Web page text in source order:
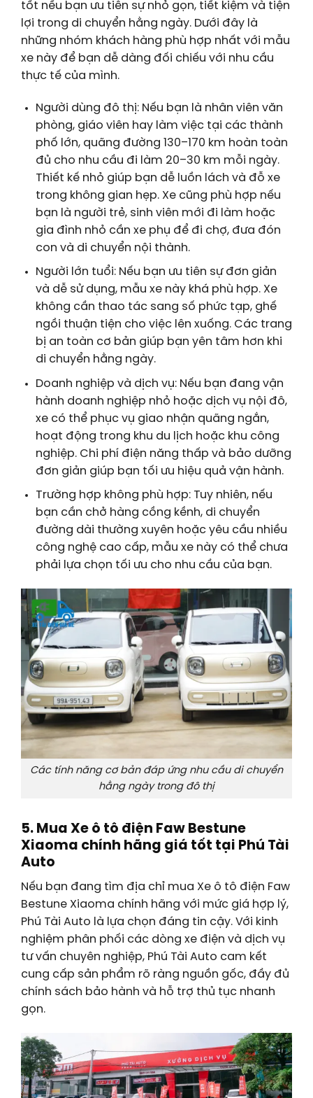
tốt nếu bạn ưu tiên sự nhỏ gọn, tiết kiệm và tiện
lợi trong di chuyển hằng ngày. Dưới đây là
những nhóm khách hàng phù hợp nhất với mẫu
xe này để bạn dễ dàng đối chiếu với nhu cầu
thực tế của mình.
Người dùng đô thị: Nếu bạn là nhân viên văn
phòng, giáo viên hay làm việc tại các thành
phố lớn, quãng đường 130–170 km hoàn toàn
đủ cho nhu cầu đi làm 20–30 km mỗi ngày.
Thiết kế nhỏ giúp bạn dễ luồn lách và đỗ xe
trong không gian hẹp. Xe cũng phù hợp nếu
bạn là người trẻ, sinh viên mới đi làm hoặc
gia đình nhỏ cần xe phụ để đi chợ, đưa đón
con và di chuyển nội thành.
Người lớn tuổi: Nếu bạn ưu tiên sự đơn giản
và dễ sử dụng, mẫu xe này khá phù hợp. Xe
không cần thao tác sang số phức tạp, ghế
ngồi thuận tiện cho việc lên xuống. Các trang
bị an toàn cơ bản giúp bạn yên tâm hơn khi
di chuyển hằng ngày.
Doanh nghiệp và dịch vụ: Nếu bạn đang vận
hành doanh nghiệp nhỏ hoặc dịch vụ nội đô,
xe có thể phục vụ giao nhận quãng ngắn,
hoạt động trong khu du lịch hoặc khu công
nghiệp. Chi phí điện năng thấp và bảo dưỡng
đơn giản giúp bạn tối ưu hiệu quả vận hành.
Trường hợp không phù hợp: Tuy nhiên, nếu
bạn cần chở hàng cồng kềnh, di chuyển
đường dài thường xuyên hoặc yêu cầu nhiều
công nghệ cao cấp, mẫu xe này có thể chưa
phải lựa chọn tối ưu cho nhu cầu của bạn.
Các tính năng cơ bản đáp ứng nhu cầu di chuyển
hằng ngày trong đô thị
5. Mua Xe ô tô điện Faw Bestune
Xiaoma chính hãng giá tốt tại Phú Tài
Auto
Nếu bạn đang tìm địa chỉ mua Xe ô tô điện Faw
Bestune Xiaoma chính hãng với mức giá hợp lý,
Phú Tài Auto là lựa chọn đáng tin cậy. Với kinh
nghiệm phân phối các dòng xe điện và dịch vụ
tư vấn chuyên nghiệp, Phú Tài Auto cam kết
cung cấp sản phẩm rõ ràng nguồn gốc, đầy đủ
chính sách bảo hành và hỗ trợ thủ tục nhanh
gọn.